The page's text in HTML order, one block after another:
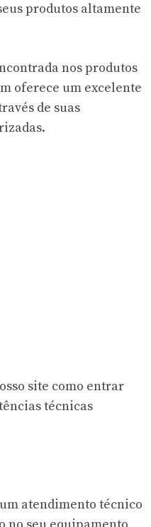
produtos altamente
nos produtos
oferece um excelente
de suas
site como entrar
técnicas
atendimento técnico